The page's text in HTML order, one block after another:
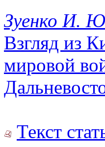
Зуенко И.
Взгляд из
мировой
Текст